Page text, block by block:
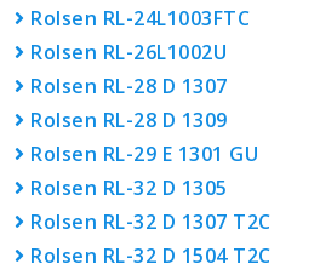
Rolsen RL-24L1003FTC
Rolsen RL-26L1002U
Rolsen RL-28 D 1307
Rolsen RL-28 D 1309
Rolsen RL-29 E 1301 GU
Rolsen RL-32 D 1305
Rolsen RL-32 D 1307 T2C
Rolsen RL-32 D 1504 T2C